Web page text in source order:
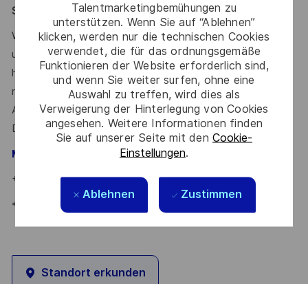
Talentmarketingbemühungen zu
unterstützen. Wenn Sie auf “Ablehnen”
klicken, werden nur die technischen Cookies
verwendet, die für das ordnungsgemäße
Funktionieren der Website erforderlich sind,
und wenn Sie weiter surfen, ohne eine
Auswahl zu treffen, wird dies als
Verweigerung der Hinterlegung von Cookies
angesehen. Weitere Informationen finden
Sie auf unserer Seite mit den Cookie-
Einstellungen.
Ablehnen Zustimmen
Say HI* – Dein Weg zu uns
Wenn die Zeichen der Zeit auf Veränderung stehen, sind
unsere internationalen Teams da, um der Komplexität von
heute mit den branchenführenden Technologien von
morgen zu begegnen. Bist Du dabei? Deine
AnsprechpartnerinMaria Gaissertfreut sich schon auf
Deine Online-Bewerbung über unserKarriereportal.
Maria Gaissert – Talent Acquisition Partnerin #LI-MG1
+49 172 8281399
*Human Intelligence
Standort erkunden